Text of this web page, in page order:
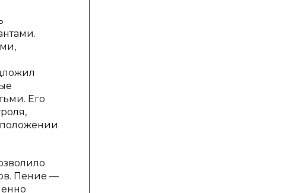
Его
положении
Пение —